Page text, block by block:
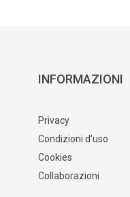
INFORMAZIONI
Privacy
Condizioni d'uso
Cookies
Collaborazioni